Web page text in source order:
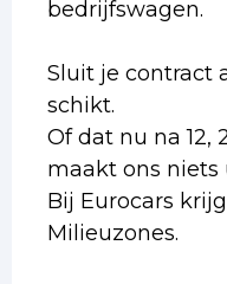
bedrijfswagen.
Sluit je contract
schikt.
Of dat nu na 12,
maakt ons niets
Bij Eurocars
Milieuzones.